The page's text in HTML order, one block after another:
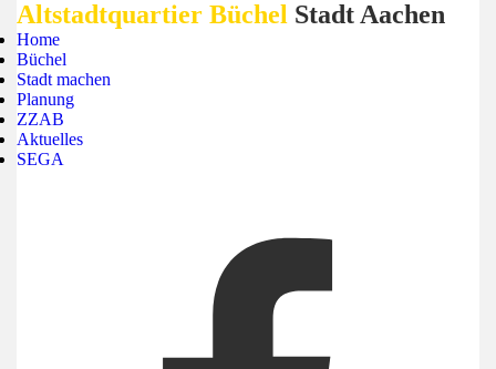
Altstadtquartier Büchel Stadt Aachen
Home
Büchel
Stadt machen
Planung
ZZAB
Aktuelles
SEGA